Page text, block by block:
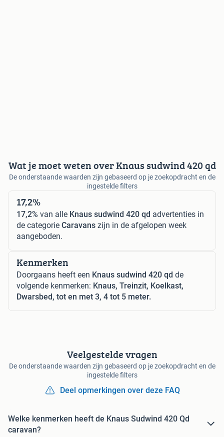
Wat je moet weten over Knaus sudwind 420 qd
De onderstaande waarden zijn gebaseerd op je zoekopdracht en de
ingestelde filters
17,2%
17,2% van alle Knaus sudwind 420 qd advertenties in
de categorie Caravans zijn in de afgelopen week
aangeboden.
Kenmerken
Doorgaans heeft een Knaus sudwind 420 qd de
volgende kenmerken: Knaus, Treinzit, Koelkast,
Dwarsbed, tot en met 3, 4 tot 5 meter.
Veelgestelde vragen
De onderstaande waarden zijn gebaseerd op je zoekopdracht en de
ingestelde filters
Deel opmerkingen over deze FAQ
Welke kenmerken heeft de Knaus Sudwind 420 Qd
caravan?